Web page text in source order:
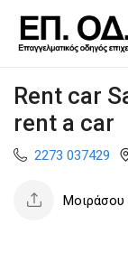
Rent car
rent a car
2273 037429
Μοιράσου